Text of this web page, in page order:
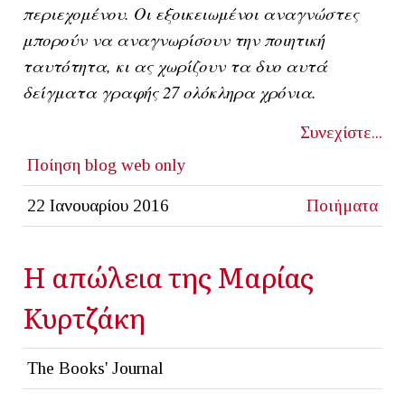
περιεχομένου. Οι εξοικειωμένοι αναγνώστες
μπορούν να αναγνωρίσουν την ποιητική
ταυτότητα, κι ας χωρίζουν τα δυο αυτά
δείγματα γραφής 27 ολόκληρα χρόνια.
Συνεχίστε...
Ποίηση blog web only
22 Ιανουαρίου 2016 Ποιήματα
Η απώλεια της Μαρίας
Κυρτζάκη
The Books' Journal